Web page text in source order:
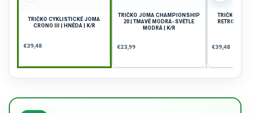
TRIČKO CYKLISTICKÉ JOMA
CRONO III | HNĚDÁ | K/R
€39,48
TRIČKO JOMA CHAMPIONSHIP
20 | TMAVĚ MODRÁ-SVĚTLE
MODRÁ | K/R
€23,99
TRIČKO JOMA
RETRO |
€39,48